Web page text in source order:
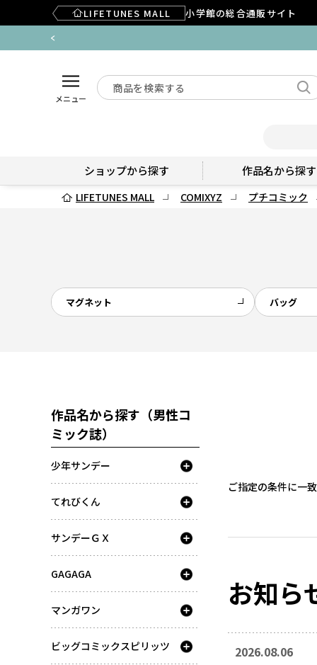
LIFETUNES MALL 小学館の総合通販サイト
メニュー
ショップから探す 作品名から探す
LIFETUNES MALL COMIXYZ プチコミック
マグネット バッグ
作品名から探す（男性コ
ミック誌）
少年サンデー
てれびくん
サンデーＧＸ
GAGAGA
マンガワン
ビッグコミックスピリッツ
ご指定の条件に一
お知ら
2026.08.06